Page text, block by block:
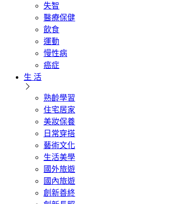
失智
醫療保健
飲食
運動
慢性病
癌症
生 活
熟齡學習
住宅居家
美妝保養
日常穿搭
藝術文化
生活美學
國外旅遊
國內旅遊
創新善終